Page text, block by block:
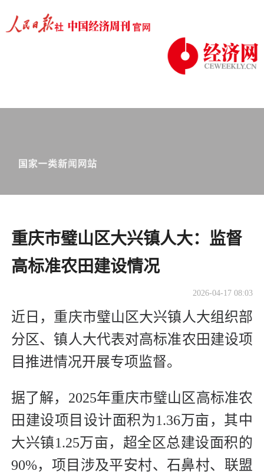
重庆市璧山区大兴镇人大：监督
高标准农田建设情况
2026-04-17 08:03
近日，重庆市璧山区大兴镇人大组织部
分区、镇人大代表对高标准农田建设项
目推进情况开展专项监督。
据了解，2025年重庆市璧山区高标准农
田建设项目设计面积为1.36万亩，其中
大兴镇1.25万亩，超全区总建设面积的
90%，项目涉及平安村、石鼻村、联盟